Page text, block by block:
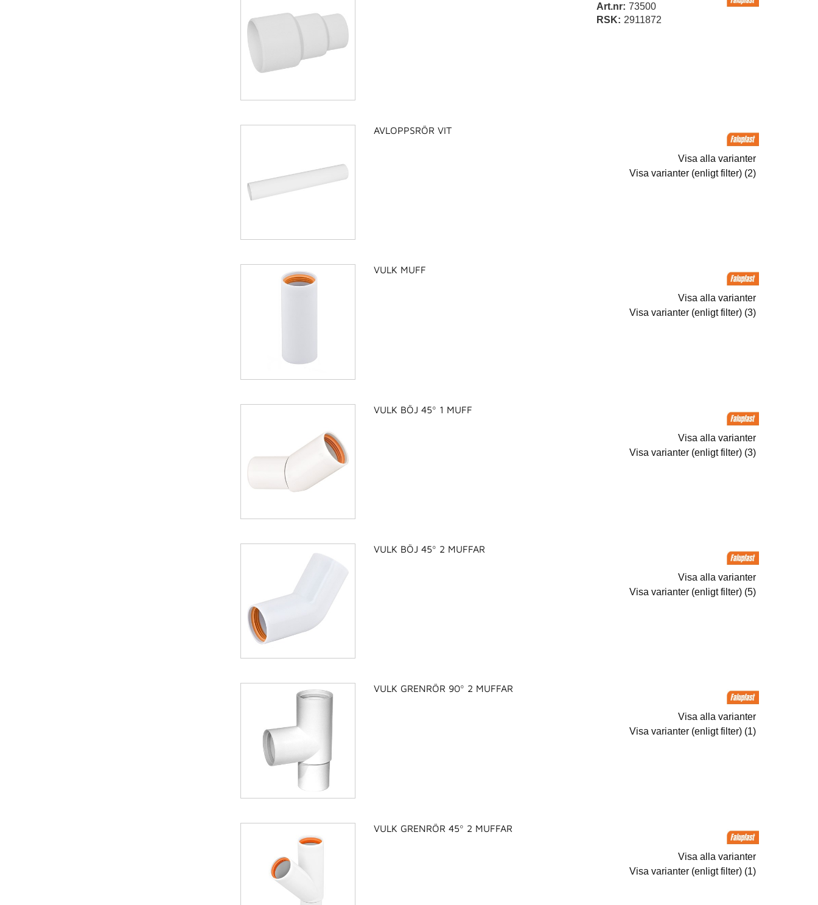
Art.nr: 73500
RSK: 2911872
AVLOPPSRÖR VIT
Visa alla varianter
Visa varianter (enligt filter) (2)
VULK MUFF
Visa alla varianter
Visa varianter (enligt filter) (3)
VULK BÖJ 45º 1 MUFF
Visa alla varianter
Visa varianter (enligt filter) (3)
VULK BÖJ 45º 2 MUFFAR
Visa alla varianter
Visa varianter (enligt filter) (5)
VULK GRENRÖR 90º 2 MUFFAR
Visa alla varianter
Visa varianter (enligt filter) (1)
VULK GRENRÖR 45º 2 MUFFAR
Visa alla varianter
Visa varianter (enligt filter) (1)